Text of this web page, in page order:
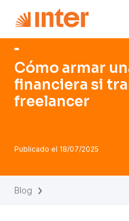
Cómo armar
financiera si
freelancer
Publicado el 18/07/2025
Blog
Navigated to Cómo armar